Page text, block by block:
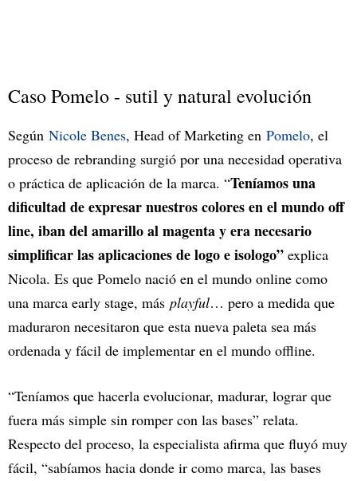
Caso Pomelo - sutil y natural evolución
Según Nicole Benes, Head of Marketing en Pomelo, el
proceso de rebranding surgió por una necesidad operativa
o práctica de aplicación de la marca. “Teníamos una
dificultad de expresar nuestros colores en el mundo off
line, iban del amarillo al magenta y era necesario
simplificar las aplicaciones de logo e isologo” explica
Nicola. Es que Pomelo nació en el mundo online como
una marca early stage, más playful… pero a medida que
maduraron necesitaron que esta nueva paleta sea más
ordenada y fácil de implementar en el mundo offline.
“Teníamos que hacerla evolucionar, madurar, lograr que
fuera más simple sin romper con las bases” relata.
Respecto del proceso, la especialista afirma que fluyó muy
fácil, “sabíamos hacia donde ir como marca, las bases